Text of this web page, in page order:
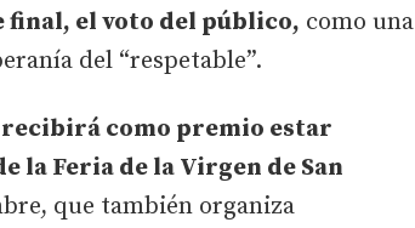
final, el voto del público, como una
del “respetable”.
recibirá como premio estar
la Feria de la Virgen de San
que también organiza